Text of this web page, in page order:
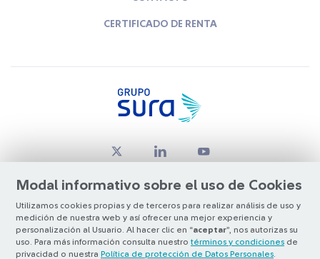
Modal informativo sobre el uso de Cookies
Utilizamos cookies propias y de terceros para realizar análisis de uso y
medición de nuestra web y así ofrecer una mejor experiencia y
personalización al Usuario. Al hacer clic en “aceptar”, nos autorizas su
uso. Para más información consulta nuestro términos y condiciones de
privacidad o nuestra Política de protección de Datos Personales
CERTIFICADO DE RENTA
© Copyright Grupo SURA 2026